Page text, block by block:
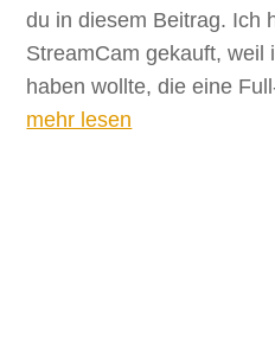
du in diesem Beitrag. Ich
StreamCam gekauft, weil
haben wollte, die eine
mehr lesen